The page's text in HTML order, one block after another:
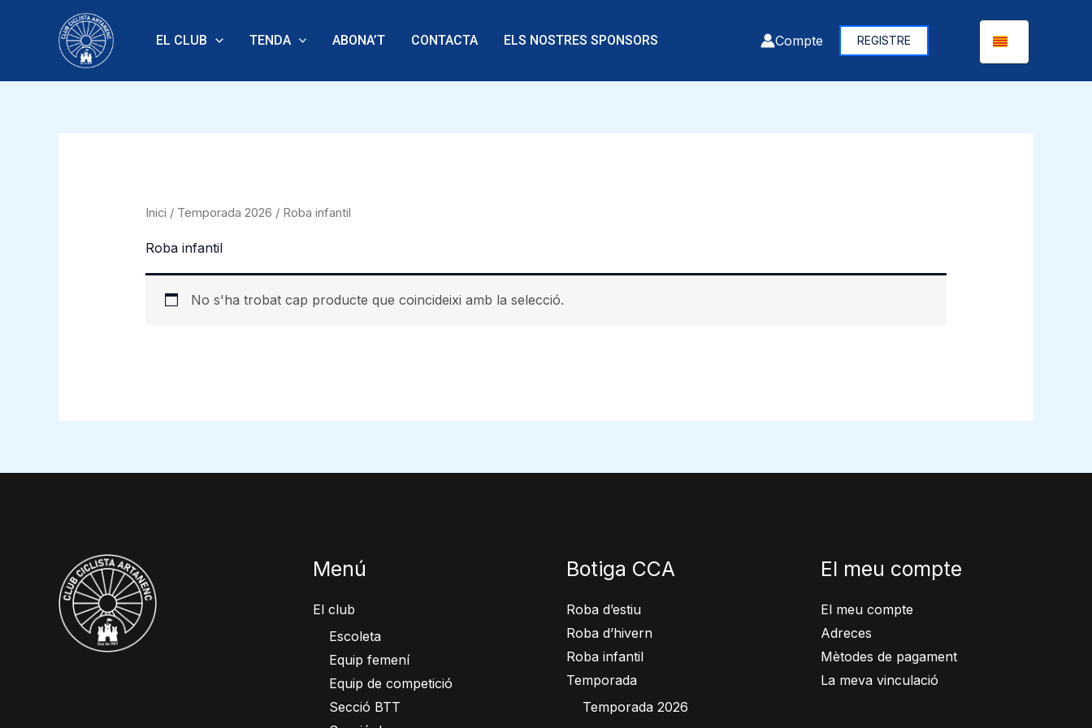
EL CLUB TENDA ABONA’T CONTACTA ELS NOSTRES SPONSORS Compte REGISTRE
Inici / Temporada 2026 / Roba infantil
Roba infantil
No s'ha trobat cap producte que coincideixi amb la selecció.
Menú
El club
Escoleta
Equip femení
Equip de competició
Secció BTT
Botiga CCA
Roba d’estiu
Roba d’hivern
Roba infantil
Temporada
Temporada 2026
El meu compte
El meu compte
Adreces
Mètodes de pagament
La meva vinculació